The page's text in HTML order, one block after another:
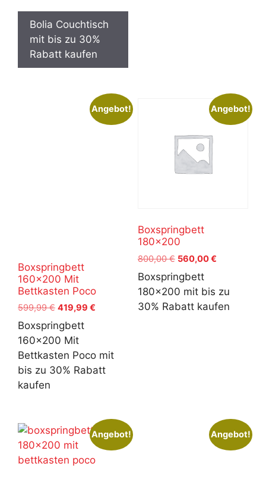
war:
499,00 €
ist:
349,30 €.
Bolia Couchtisch
mit bis zu 30%
Rabatt kaufen
Angebot!
Boxspringbett
160×200 Mit
Bettkasten Poco
599,99€ Ursprünglicher
Preis
war:
599,99 €
419,99 €
Boxspringbett
160x200 Mit
Bettkasten Poco mit
bis zu 30% Rabatt
kaufen
Angebot!
Boxspringbett
180×200
800,00€ Ursprünglicher
Preis
war:
800,00 €
560,00€Aktueller
560,00 €.
Boxspringbett
180x200 mit bis zu
30% Rabatt kaufen
Angebot! Angebot!